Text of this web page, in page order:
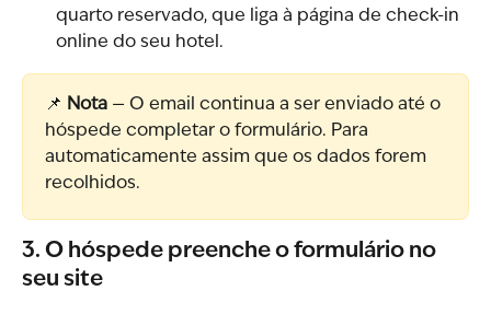
quarto reservado, que liga à página de check-in
online do seu hotel.
📌 Nota — O email continua a ser enviado até o
hóspede completar o formulário. Para
automaticamente assim que os dados forem
recolhidos.
3. O hóspede preenche o formulário no
seu site